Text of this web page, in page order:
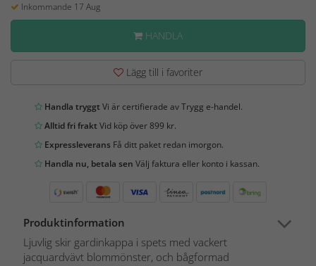
Inkommande 17 Aug
HANDLA
Lägg till i favoriter
Handla tryggtVi är certifierade av Trygg e-handel.
Alltid fri fraktVid köp över 899 kr.
Expressleverans Få ditt paket redan imorgon.
Handla nu, betala sen Välj faktura eller konto i kassan.
Produktinformation
Ljuvlig skir gardinkappa i spets med vackert
jacquardvävt blommönster, och bågformad